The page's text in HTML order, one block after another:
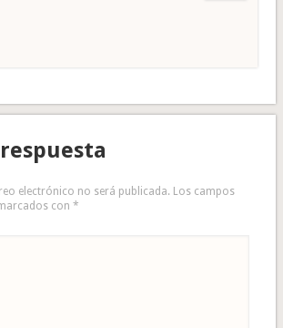
electrónico no será publicada. Los campos
con *